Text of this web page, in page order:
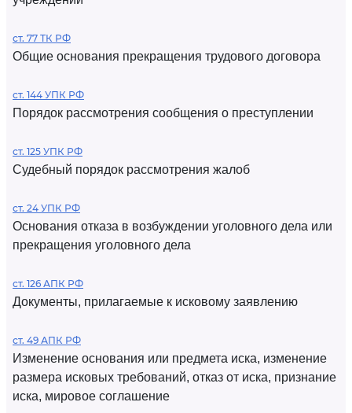
ст. 77 ТК РФ
Общие основания прекращения трудового договора
ст. 144 УПК РФ
Порядок рассмотрения сообщения о преступлении
ст. 125 УПК РФ
Судебный порядок рассмотрения жалоб
ст. 24 УПК РФ
Основания отказа в возбуждении уголовного дела или
прекращения уголовного дела
ст. 126 АПК РФ
Документы, прилагаемые к исковому заявлению
ст. 49 АПК РФ
Изменение основания или предмета иска, изменение
размера исковых требований, отказ от иска, признание
иска, мировое соглашение